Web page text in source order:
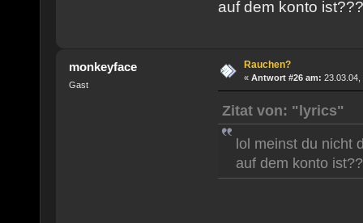
auf dem konto
monkeyface
Gast
Rauchen?
« Antwort #26 am: 23.03.04,
Zitat von: "lyrics"
lol meinst du nicht
auf dem konto